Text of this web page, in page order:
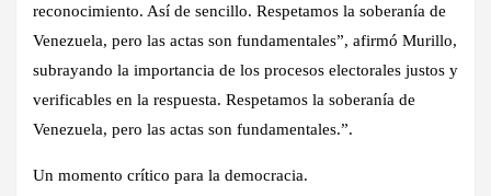
reconocimiento. Así de sencillo. Respetamos la soberanía de
Venezuela, pero las actas son fundamentales”, afirmó Murillo,
subrayando la importancia de los procesos electorales justos y
verificables en la respuesta. Respetamos la soberanía de
Venezuela, pero las actas son fundamentales.”.
Un momento crítico para la democracia.